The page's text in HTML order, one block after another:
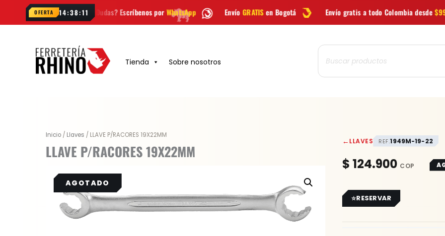
OFERTA 14:38:10
¿Dudas? Escríbenos porWhatsApp EnvíoGRATISen Bogotá Envío gratis a todo Colombia desde$99.900
Tienda Sobre nosotros
Búsqueda
de
productos
Inicio / Llaves / LLAVE P/RACORES 19X22MM
LLAVE P/RACORES 19X22MM
←LLAVES REF.1949M-19-22
$ 124.900
RESERVAR